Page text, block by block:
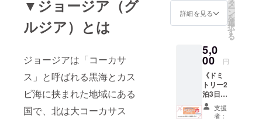
▼ジョージア（グ
ルジア）とは
ジョージアは「コーカサ
ス」と呼ばれる黒海とカス
ピ海に挟まれた地域にある
国で、北は大コーカサス
本から
の発送
をお選
びくだ
さい。
＊あた
たかい
応援ど
うもあ
りがと
なくて
もご利
（オー
プン日
から1年
間有
効） ※
通常の
ご宿泊
筆お手
紙 ⑤こ
トハウ
スの
サイト
に、ご
支援者
として
お名前
ドカ
バーポ
約
10.5cm
、幅：
約
7.5cm
、厚
さ：約
1.1cm
ジア料
理に欠
かせな
イスの
中から2
種類
「ス
ヴァネ
ティソ
ルト
（100g
詳細を見る
タ
ー
ン
を
選
択
す
る
5,0
00 円
《ドミ
トリー2
泊3日 1
名様ご
宿泊支援
者：